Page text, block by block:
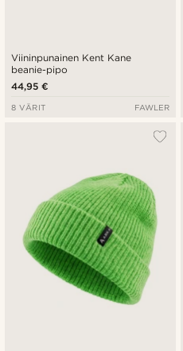
Viininpunainen Kent Kane
beanie-pipo
44,95 €
8 VÄRIT FAWLER